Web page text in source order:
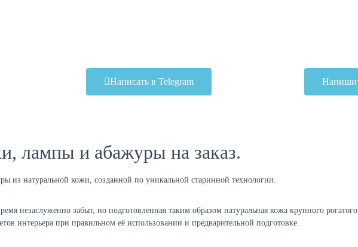
Написать в Telegram
лампы и абажуры на заказ.
из натуральной кожи, созданной по уникальной старинной технологии.
незаслуженно забыт, но подготовленная таким образом натуральная кожа крупного
интерьера при правильном её использовании и предварительной подготовке.